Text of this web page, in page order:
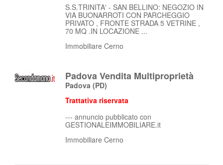
S.S.TRINITA' - SAN BELLINO: NEGOZIO IN
VIA BUONARROTI CON PARCHEGGIO
PRIVATO , FRONTE STRADA 5 VETRINE ,
70 MQ .IN LOCAZIONE ...
Immobiliare Cerno
Padova Vendita Multiproprietà
Padova (PD)
Trattativa riservata
--- annuncio pubblicato con
GESTIONALEIMMOBILIARE.it
Immobiliare Cerno